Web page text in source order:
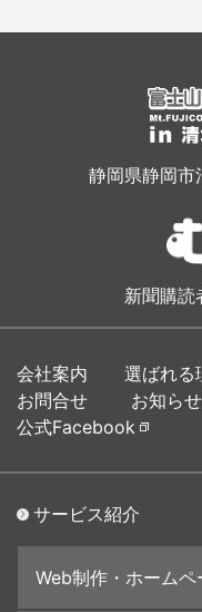
静岡県静岡市
新聞購読
会社案内 選ばれる
お問合せ
お知らせ
公式Facebook
サービス紹介
Web制作・ホームペ